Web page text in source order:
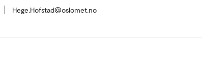
Hege.Hofstad@oslomet.no